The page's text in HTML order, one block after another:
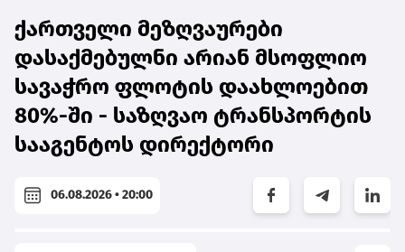
ქართველი მეზღვაურები
დასაქმებულნი არიან მსოფლიო
სავაჭრო ფლოტის დაახლოებით
80%-ში - საზღვაო ტრანსპორტის
სააგენტოს დირექტორი
06.08.2026 • 20:00